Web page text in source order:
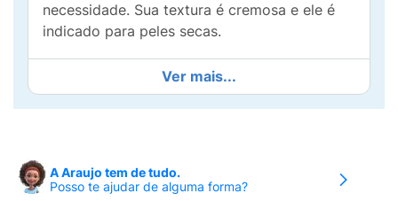
necessidade. Sua textura é cremosa e ele é
indicado para peles secas.
Ver mais...
A Araujo tem de tudo.
Posso te ajudar de alguma forma?